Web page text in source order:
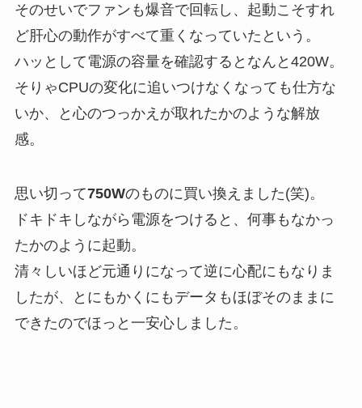
そのせいでファンも爆音で回転し、起動こそすれ
ど肝心の動作がすべて重くなっていたという。
ハッとして電源の容量を確認するとなんと 420W。
そりゃCPUの変化に追いつけなくなっても仕方な
いか、と心のつっかえが取れたかのような解放
感。
思い切って750Wのものに買い換えました(笑)。
ドキドキしながら電源をつけると、何事もなかっ
たかのように起動。
清々しいほど元通りになって逆に心配にもなりま
したが、とにもかくにもデータもほぼそのままに
できたのでほっと一安心しました。